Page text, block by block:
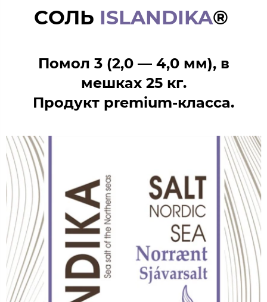
СОЛЬ ISLANDIKA®
Помол 3 (2,0 — 4,0 мм), в
мешках 25 кг.
Продукт premium-класса.